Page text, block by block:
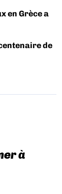
en Grèce a
de
à